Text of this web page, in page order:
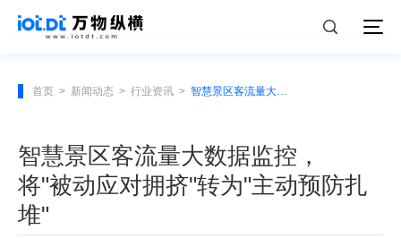
首页 > 新闻动态 > 行业资讯 > 智慧景区客流量大数据监控，将"被动应对拥挤"转为"主动预防扎堆"
智慧景区客流量大数据监控，
将"被动应对拥挤"转为"主动预防扎
堆"